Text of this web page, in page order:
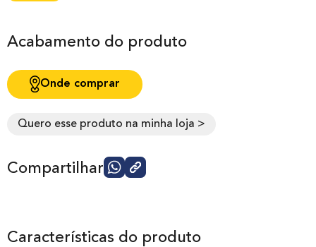
Acabamento do produto
Onde comprar
Quero esse produto na minha loja >
Compartilhar
Características do produto